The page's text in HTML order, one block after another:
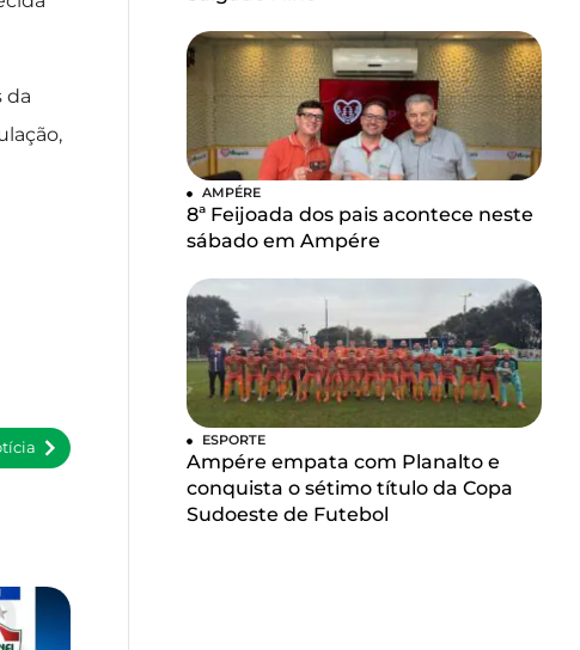
da
AMPÉRE
8ª Feijoada dos pais acontece neste
sábado em Ampére
ESPORTE
Ampére empata com Planalto e
conquista o sétimo título da Copa
Sudoeste de Futebol